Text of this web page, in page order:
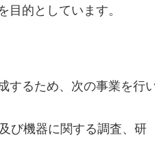
目的としています。
するため、次の事業を行
び機器に関する調査、研